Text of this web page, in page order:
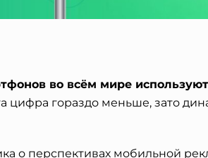
во всём мире
цифра гораздо меньше, зато
о перспективах мобильной